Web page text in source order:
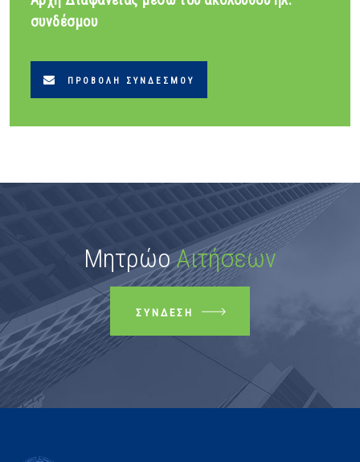
συνδέσμου
ΠΡΟΒΟΛΉ ΣΥΝΔΈΣΜΟΥ
ΜητρώοΑιτήσεων
ΣΎΝΔΕΣΗ